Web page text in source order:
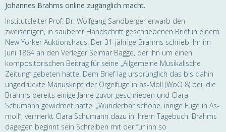
Johannes Brahms online zugänglich macht.
Institutsleiter Prof. Dr. Wolfgang Sandberger erwarb den
zweiseitigen, in sauberer Handschrift geschriebenen Brief in einem
New Yorker Auktionshaus. Der 31-jährige Brahms schrieb ihn im
Juni 1864 an den Verleger Selmar Bagge, der ihn um einen
kompositorischen Beitrag für seine „Allgemeine Musikalische
Zeitung“ gebeten hatte. Dem Brief lag ursprünglich das bis dahin
ungedruckte Manuskript der Orgelfuge in as-Moll (WoO 8) bei, die
Brahms bereits einige Jahre zuvor geschrieben und Clara
Schumann gewidmet hatte. „Wunderbar schöne, innige Fuge in As-
moll“, vermerkt Clara Schumann dazu in ihrem Tagebuch. Brahms
dagegen beginnt sein Schreiben mit der für ihn so